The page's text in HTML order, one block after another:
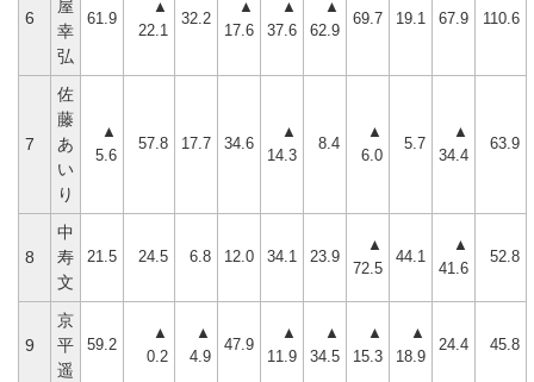
6
屋
幸
弘
61.9
▲
22.1
32.2
▲
17.6
▲
37.6
▲
62.9
69.7 19.1 67.9 110.6
7
佐
藤
あ
い
り
▲
5.6
57.8 17.7 34.6
▲
14.3
8.4
▲
6.0
5.7
▲
34.4
63.9
8
中
寿
文
21.5 24.5 6.8 12.0 34.1 23.9
▲
72.5
44.1
▲
41.6
52.8
9
京
平
遥
59.2
▲
0.2
▲
4.9
47.9
▲
11.9
▲
34.5
▲
15.3
▲
18.9
24.4 45.8